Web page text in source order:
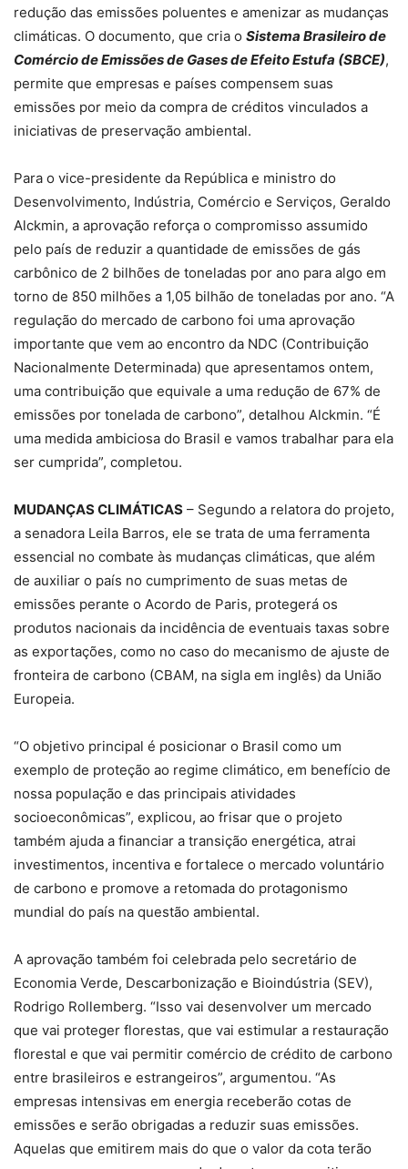
redução das emissões poluentes e amenizar as mudanças
climáticas. O documento, que cria o Sistema Brasileiro de
Comércio de Emissões de Gases de Efeito Estufa (SBCE),
permite que empresas e países compensem suas
emissões por meio da compra de créditos vinculados a
iniciativas de preservação ambiental.
Para o vice-presidente da República e ministro do
Desenvolvimento, Indústria, Comércio e Serviços, Geraldo
Alckmin, a aprovação reforça o compromisso assumido
pelo país de reduzir a quantidade de emissões de gás
carbônico de 2 bilhões de toneladas por ano para algo em
torno de 850 milhões a 1,05 bilhão de toneladas por ano. “A
regulação do mercado de carbono foi uma aprovação
importante que vem ao encontro da NDC (Contribuição
Nacionalmente Determinada) que apresentamos ontem,
uma contribuição que equivale a uma redução de 67% de
emissões por tonelada de carbono”, detalhou Alckmin. “É
uma medida ambiciosa do Brasil e vamos trabalhar para ela
ser cumprida”, completou.
MUDANÇAS CLIMÁTICAS – Segundo a relatora do projeto,
a senadora Leila Barros, ele se trata de uma ferramenta
essencial no combate às mudanças climáticas, que além
de auxiliar o país no cumprimento de suas metas de
emissões perante o Acordo de Paris, protegerá os
produtos nacionais da incidência de eventuais taxas sobre
as exportações, como no caso do mecanismo de ajuste de
fronteira de carbono (CBAM, na sigla em inglês) da União
Europeia.
“O objetivo principal é posicionar o Brasil como um
exemplo de proteção ao regime climático, em benefício de
nossa população e das principais atividades
socioeconômicas”, explicou, ao frisar que o projeto
também ajuda a financiar a transição energética, atrai
investimentos, incentiva e fortalece o mercado voluntário
de carbono e promove a retomada do protagonismo
mundial do país na questão ambiental.
A aprovação também foi celebrada pelo secretário de
Economia Verde, Descarbonização e Bioindústria (SEV),
Rodrigo Rollemberg. “Isso vai desenvolver um mercado
que vai proteger florestas, que vai estimular a restauração
florestal e que vai permitir comércio de crédito de carbono
entre brasileiros e estrangeiros”, argumentou. “As
empresas intensivas em energia receberão cotas de
emissões e serão obrigadas a reduzir suas emissões.
Aquelas que emitirem mais do que o valor da cota terão